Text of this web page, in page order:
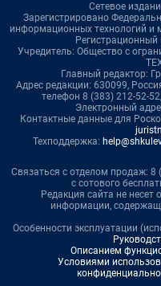
Сетевое
Зарегистрировано
информационных технологий и
Учредитель: Общество с
Главный редактор:
Адрес редакции: 630099,
телефон 8 (383) 212-52-
Электронный
Контактные данные для
Техподдержка:
Связаться с отделом продаж: 8
с сотового
Редакция сайта не несет
информации,
Особенности эксплуатации
Описанием
Условиями